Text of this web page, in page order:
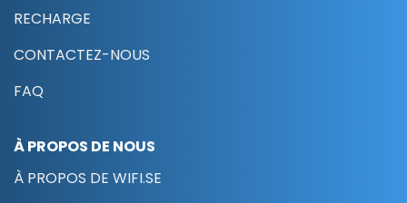
RECHARGE
CONTACTEZ-NOUS
FAQ
À PROPOS DE NOUS
À PROPOS DE WIFI.SE